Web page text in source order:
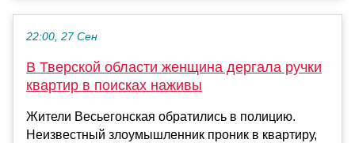
22:00, 27 Сен
В Тверской области женщина дергала ручки
квартир в поисках наживы
Жители Весьегонская обратились в полицию.
Неизвестный злоумышленник проник в квартиру,